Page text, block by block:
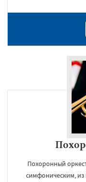
Похоронный
симфоническим,